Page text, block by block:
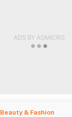
Beauty & Fashion